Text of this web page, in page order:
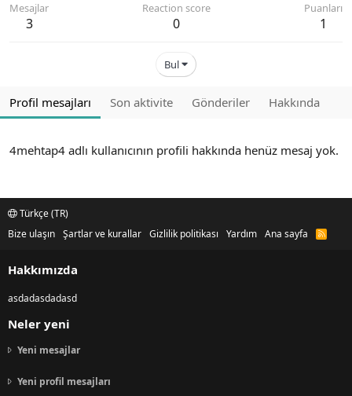
Mesajlar
3
Reaction score
0
Puanları
1
Bul
Profil mesajları Son aktivite Gönderiler Hakkında
4mehtap4 adlı kullanıcının profili hakkında henüz mesaj yok.
Türkçe (TR)
Bize ulaşın Şartlar ve kurallar Gizlilik politikası Yardım Ana sayfa
R
Hakkımızda
asdadasdadasd
Neler yeni
Yeni mesajlar
Yeni profil mesajları